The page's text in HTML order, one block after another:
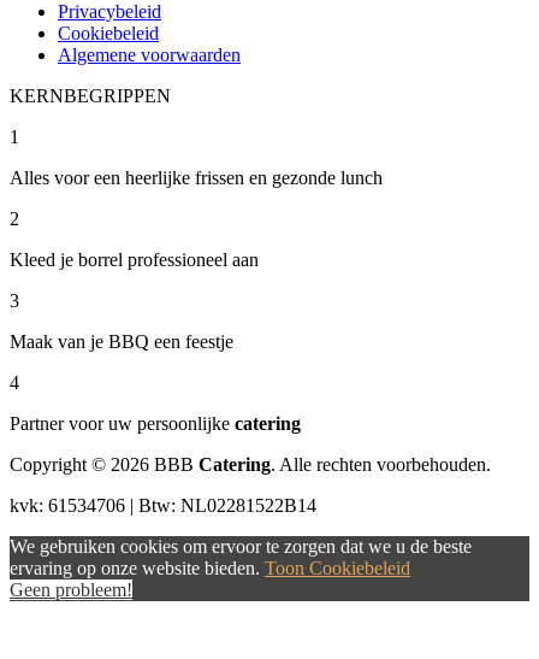
Privacybeleid
Cookiebeleid
Algemene voorwaarden
KERNBEGRIPPEN
1
Alles voor een heerlijke frissen en gezonde lunch
2
Kleed je borrel professioneel aan
3
Maak van je BBQ een feestje
4
Partner voor uw persoonlijke catering
Copyright © 2026 BBB Catering. Alle rechten voorbehouden.
kvk: 61534706 | Btw: NL02281522B14
We gebruiken cookies om ervoor te zorgen dat we u de beste
ervaring op onze website bieden. Toon Cookiebeleid
Geen probleem!